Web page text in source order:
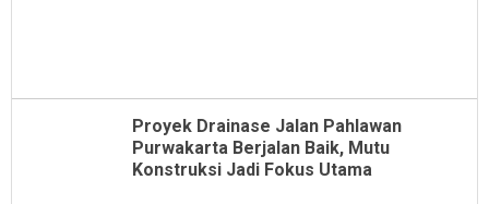
Proyek Drainase Jalan Pahlawan
Purwakarta Berjalan Baik, Mutu
Konstruksi Jadi Fokus Utama